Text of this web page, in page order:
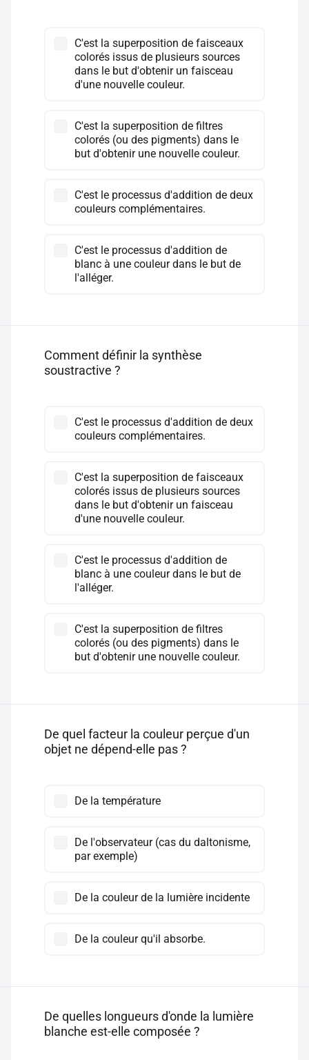
C'est la superposition de faisceaux
colorés issus de plusieurs sources
dans le but d'obtenir un faisceau
d'une nouvelle couleur.
C'est la superposition de filtres
colorés (ou des pigments) dans le
but d'obtenir une nouvelle couleur.
C'est le processus d'addition de deux
couleurs complémentaires.
C'est le processus d'addition de
blanc à une couleur dans le but de
l'alléger.
Comment définir la synthèse
soustractive ?
C'est le processus d'addition de deux
couleurs complémentaires.
C'est la superposition de faisceaux
colorés issus de plusieurs sources
dans le but d'obtenir un faisceau
d'une nouvelle couleur.
C'est le processus d'addition de
blanc à une couleur dans le but de
l'alléger.
C'est la superposition de filtres
colorés (ou des pigments) dans le
but d'obtenir une nouvelle couleur.
De quel facteur la couleur perçue d'un
objet ne dépend-elle pas ?
De la température
De l'observateur (cas du daltonisme,
par exemple)
De la couleur de la lumière incidente
De la couleur qu'il absorbe.
De quelles longueurs d'onde la lumière
blanche est-elle composée ?